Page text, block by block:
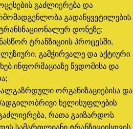
გაძლიერება და
გადაწყვეტილების
დონეზე;
ტრანზიციის პროცესში,
გამჭირვალე და აქტიური
ინფორმაციაზე წვდომისა და
ორგანიზაციებისა და
ადგილობრივი ხელისუფლების
რათა გაიზარდოს
სამართლიანი ტრანზიციისთვის